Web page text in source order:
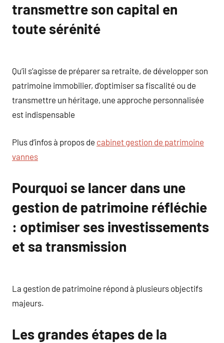
transmettre son capital en
toute sérénité
Qu’il s’agisse de préparer sa retraite, de développer son
patrimoine immobilier, d’optimiser sa fiscalité ou de
transmettre un héritage, une approche personnalisée
est indispensable
Plus d’infos à propos de cabinet gestion de patrimoine
vannes
Pourquoi se lancer dans une
gestion de patrimoine réfléchie
: optimiser ses investissements
et sa transmission
La gestion de patrimoine répond à plusieurs objectifs
majeurs.
Les grandes étapes de la